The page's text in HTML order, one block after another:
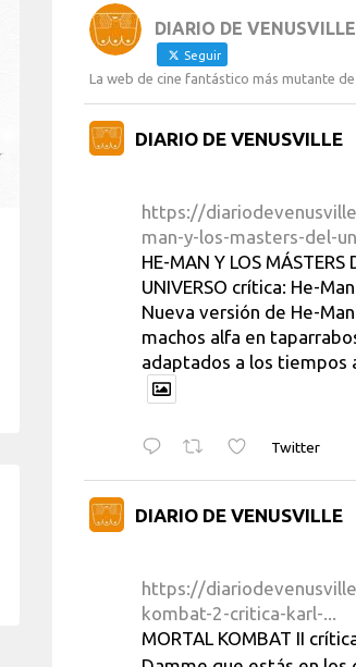
DIARIO DE VENUSVILLE
Seguir
La web de cine fantástico más mutante
DIARIO DE VENUSVILLE
https://
man-y-los-masters-del-
HE-MAN Y LOS MÁSTERS
UNIVERSO crítica: He-
Nueva versión de He-
machos alfa en
adaptados a los tiempos
Twitter
DIARIO DE VENUSVILLE
https://
kombat-2-critica-karl-...
MORTAL KOMBAT II